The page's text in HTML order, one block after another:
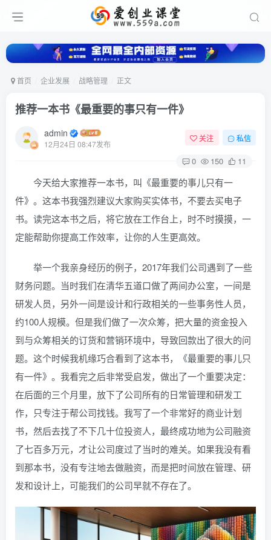
首页 企业发展 战略管理 正文
推荐一本书《最重要的事只有一件》
admin
12月24日 08:47发布
关注 私信
0 150 11
今天给大家推荐一本书，叫《最重要的事儿只有一
件》。这本书我强烈建议大家购买实体书，不要去买电子
书。读完这本书之后，将它放在工作台上，时不时摸摸，一
定能帮助你提高工作效率，让你的人生更高效。
举一个我亲身经历的例子，2017年我们公司遇到了一些
财务问题。当时我们在清华五道口做了两间办公室，一间是
研发人员，另外一间是设计和行政相关的一些事务性人员，
约100人规模。但是我们做了一次众筹，把大量的资金投入
到与众筹相关的订货和营销环境中，导致回款出了很大的问
题。这个时候我机缘巧合看到了这本书，《最重要的事儿只
有一件》。我看完之后非常受启发，做出了一个重要决定：
在后面的三个月里，放下了公司所有的日常管理和研发工
作，只专注于帮公司找钱。我写了一个非常好的商业计划
书，然后去找了不下几十位投资人，最终成功地为公司融资
了七百多万元，才让公司度过了当时的难关。如果我没有看
到那本书，没有专注地去做融资，而是把时间放在管理、研
发和设计上，可能我们的公司早就不存在了。